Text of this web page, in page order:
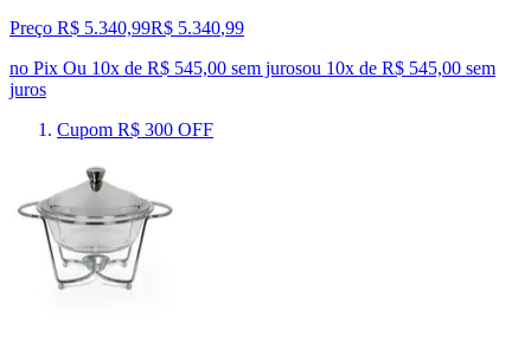
Preço R$ 5.340,99R$ 5.340,99
no Pix Ou 10x de R$ 545,00 sem jurosou 10x de R$ 545,00 sem
juros
Cupom R$ 300 OFF